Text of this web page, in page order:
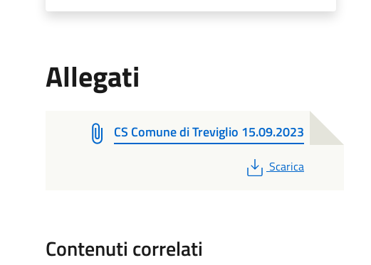
Allegati
CS Comune di Treviglio 15.09.2023
PDF
Scarica
Contenuti correlati